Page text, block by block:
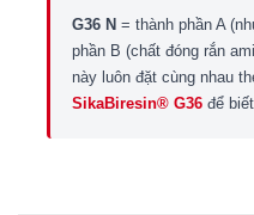
G36 N = thành phần A
phần B (chất đóng rắn
này luôn đặt cùng nhau
SikaBiresin® G36 để